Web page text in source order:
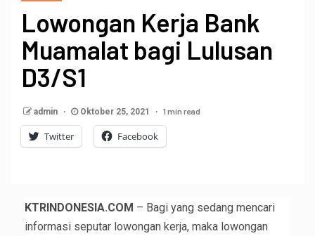
Lowongan Kerja Bank
Muamalat bagi Lulusan
D3/S1
admin Oktober 25, 2021 1 min read
Twitter Facebook
KTRINDONESIA.COM – Bagi yang sedang mencari
informasi seputar lowongan kerja, maka lowongan